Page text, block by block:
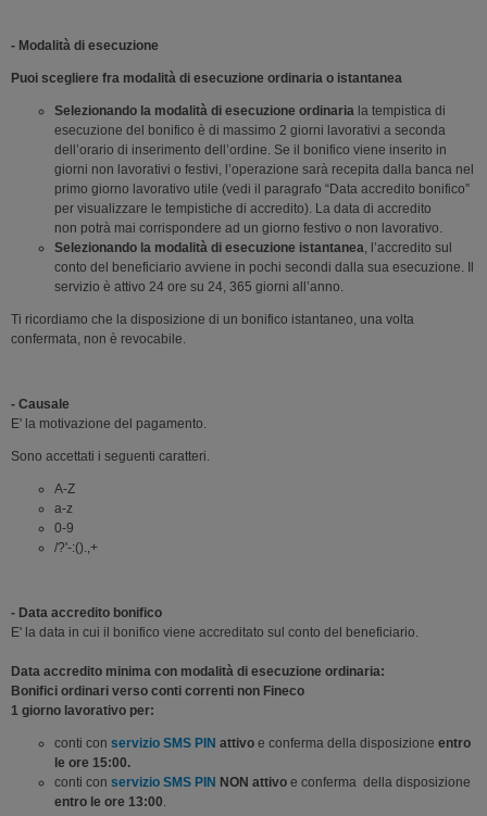
- Modalità di esecuzione
Puoi scegliere fra modalità di esecuzione ordinaria o istantanea
Selezionando la modalità di esecuzione ordinaria la tempistica di
esecuzione del bonifico è di massimo 2 giorni lavorativi a seconda
dell’orario di inserimento dell’ordine. Se il bonifico viene inserito in
giorni non lavorativi o festivi, l’operazione sarà recepita dalla banca nel
primo giorno lavorativo utile (vedi il paragrafo “Data accredito bonifico”
per visualizzare le tempistiche di accredito). La data di accredito
non potrà mai corrispondere ad un giorno festivo o non lavorativo.
Selezionando la modalità di esecuzione istantanea, l’accredito sul
conto del beneficiario avviene in pochi secondi dalla sua esecuzione. Il
servizio è attivo 24 ore su 24, 365 giorni all’anno.
Ti ricordiamo che la disposizione di un bonifico istantaneo, una volta
confermata, non è revocabile.
- Causale
E' la motivazione del pagamento.
Sono accettati i seguenti caratteri.
A-Z
a-z
0-9
/?'-:().,+
- Data accredito bonifico
E' la data in cui il bonifico viene accreditato sul conto del beneficiario.
Data accredito minima con modalità di esecuzione ordinaria:
Bonifici ordinari verso conti correnti non Fineco
1 giorno lavorativo per:
conti con servizio SMS PIN attivo e conferma della disposizione entro
le ore 15:00.
conti con servizio SMS PIN NON attivo e conferma della disposizione
entro le ore 13:00.